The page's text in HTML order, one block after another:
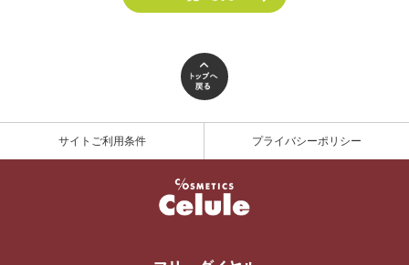
サイトご利用条件 プライバシーポリシー